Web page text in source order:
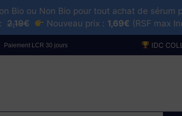
Bio ou Non Bio pour tout achat de sérum
2,19€ Nouveau prix : 1,69€ (RSF max
Paiement LCR 30 jours IDC
PANS HYDRO NEW INCONTINENCE BÉBÉ CH. D'INHALATION